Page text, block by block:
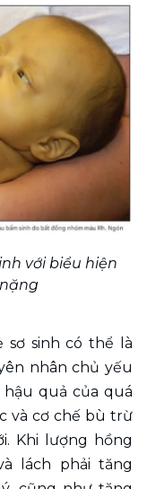
với biểu hiện
sinh có thể là
nhân chủ yếu
quả của quá
và cơ chế bù trừ
Khi lượng hồng
lách phải tăng